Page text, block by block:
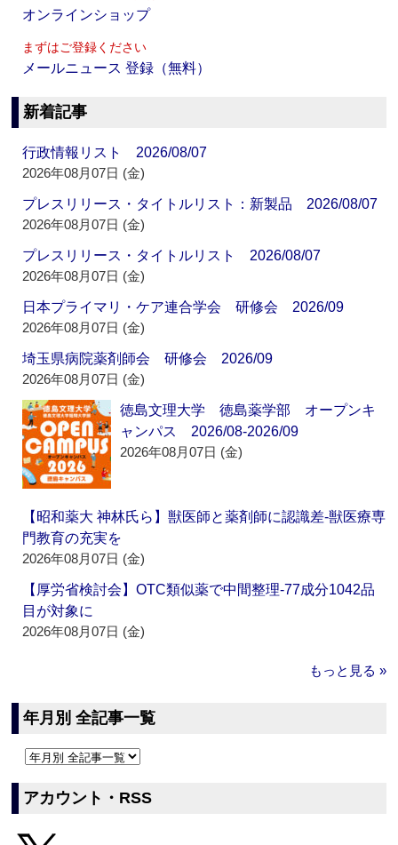
オンラインショップ
まずはご登録ください
メールニュース 登録（無料）
新着記事
行政情報リスト 2026/08/07
2026年08月07日 (金)
プレスリリース・タイトルリスト：新製品 2026/08/07
2026年08月07日 (金)
プレスリリース・タイトルリスト 2026/08/07
2026年08月07日 (金)
日本プライマリ・ケア連合学会 研修会 2026/09
2026年08月07日 (金)
埼玉県病院薬剤師会 研修会 2026/09
2026年08月07日 (金)
徳島文理大学 徳島薬学部 オープンキ
ャンパス 2026/08-2026/09
2026年08月07日 (金)
【昭和薬大 神林氏ら】獣医師と薬剤師に認識差‐獣医療専
門教育の充実を
2026年08月07日 (金)
【厚労省検討会】OTC類似薬で中間整理‐77成分1042品
目が対象に
2026年08月07日 (金)
もっと見る »
年月別 全記事一覧
アカウント・RSS